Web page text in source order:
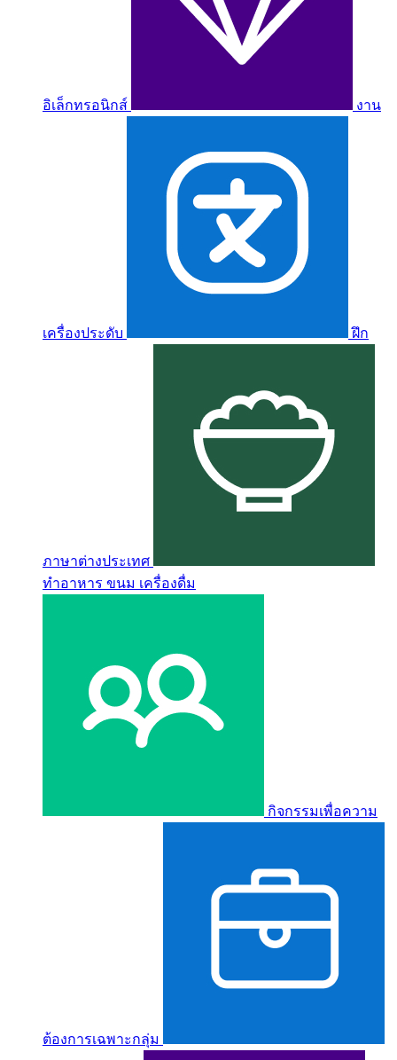
อิเล็กทรอนิกส์ งาน
เครื่องประดับ ฝึก
ภาษาต่างประเทศ
ทำอาหาร ขนม เครื่องดื่ม
กิจกรรมเพื่อความ
ต้องการเฉพาะกลุ่ม